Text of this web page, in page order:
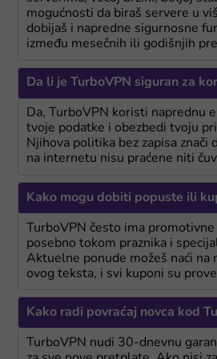
mogućnosti da biraš servere u
dobijaš i napredne sigurnosne
između mesečnih ili godišnjih
Da li je TurboVPN siguran za
Da, TurboVPN koristi naprednu
tvoje podatke i obezbedi tvoju
Njihova politika bez zapisa znači
na internetu nisu praćene niti
Kako mogu dobiti popuste ili
TurboVPN često ima
posebno tokom praznika i
Aktuelne ponude možeš naći na
ovog teksta, i svi kuponi su
Kako radi povraćaj novca kod
TurboVPN nudi 30-dnevnu